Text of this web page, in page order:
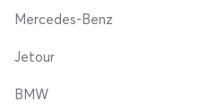
Mercedes-Benz
Jetour
BMW